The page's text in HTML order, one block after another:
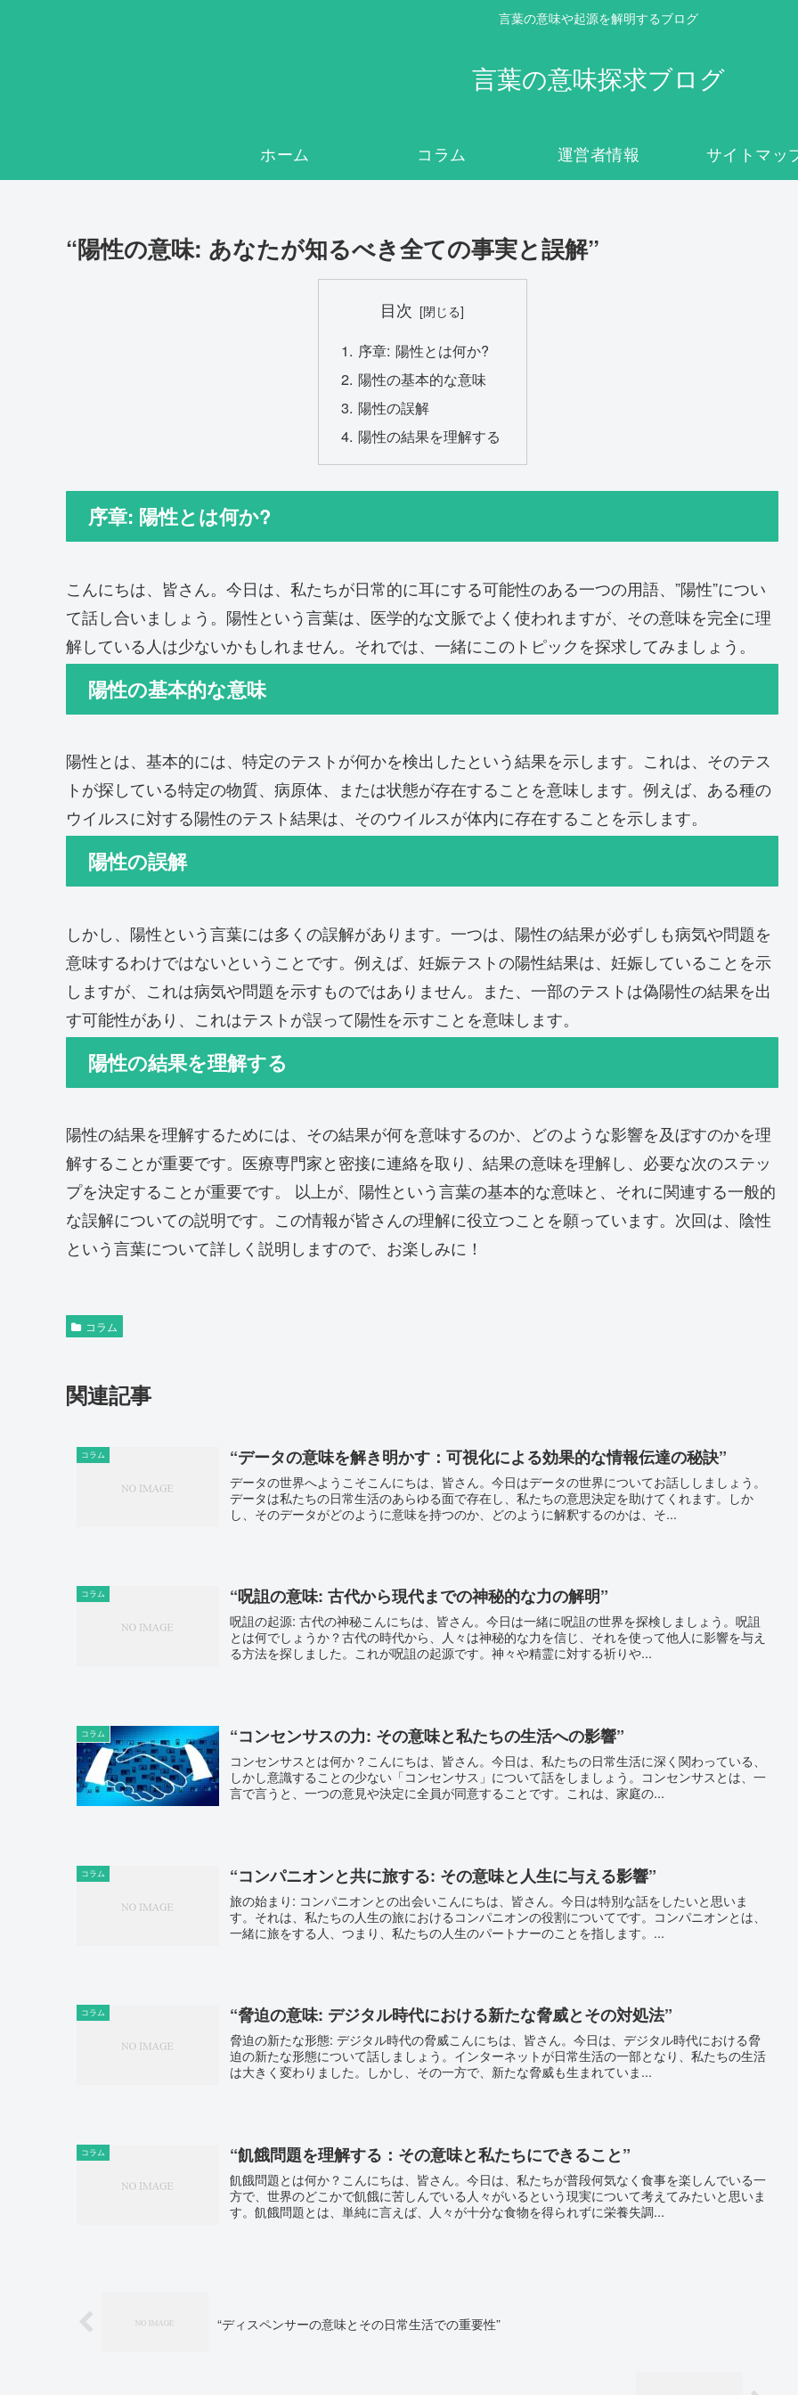
言葉の意味や起源を解明するブログ
言葉の意味探求ブログ
ホーム コラム 運営者情報 サイトマッ
“陽性の意味: あなたが知るべき全ての事実と誤解”
目次
序章: 陽性とは何か?
陽性の基本的な意味
陽性の誤解
陽性の結果を理解する
序章: 陽性とは何か?
こんにちは、皆さん。今日は、私たちが日常的に耳にする可能性のある一つの用語、”陽性”につい
て話し合いましょう。陽性という言葉は、医学的な文脈でよく使われますが、その意味を完全に理
解している人は少ないかもしれません。それでは、一緒にこのトピックを探求してみましょう。
陽性の基本的な意味
陽性とは、基本的には、特定のテストが何かを検出したという結果を示します。これは、そのテス
トが探している特定の物質、病原体、または状態が存在することを意味します。例えば、ある種の
ウイルスに対する陽性のテスト結果は、そのウイルスが体内に存在することを示します。
陽性の誤解
しかし、陽性という言葉には多くの誤解があります。一つは、陽性の結果が必ずしも病気や問題を
意味するわけではないということです。例えば、妊娠テストの陽性結果は、妊娠していることを示
しますが、これは病気や問題を示すものではありません。また、一部のテストは偽陽性の結果を出
す可能性があり、これはテストが誤って陽性を示すことを意味します。
陽性の結果を理解する
陽性の結果を理解するためには、その結果が何を意味するのか、どのような影響を及ぼすのかを理
解することが重要です。医療専門家と密接に連絡を取り、結果の意味を理解し、必要な次のステッ
プを決定することが重要です。 以上が、陽性という言葉の基本的な意味と、それに関連する一般的
な誤解についての説明です。この情報が皆さんの理解に役立つことを願っています。次回は、陰性
という言葉について詳しく説明しますので、お楽しみに！
コラム
関連記事
コラム “データの意味を解き明かす：可視化による効果的な情報伝達の秘訣”
データの世界へようこそこんにちは、皆さん。今日はデータの世界についてお話ししましょう。
データは私たちの日常生活のあらゆる面で存在し、私たちの意思決定を助けてくれます。しか
し、そのデータがどのように意味を持つのか、どのように解釈するのかは、そ...
コラム “呪詛の意味: 古代から現代までの神秘的な力の解明”
呪詛の起源: 古代の神秘こんにちは、皆さん。今日は一緒に呪詛の世界を探検しましょう。呪詛
とは何でしょうか？古代の時代から、人々は神秘的な力を信じ、それを使って他人に影響を与え
る方法を探しました。これが呪詛の起源です。神々や精霊に対する祈りや...
コラム “コンセンサスの力: その意味と私たちの生活への影響”
コンセンサスとは何か？こんにちは、皆さん。今日は、私たちの日常生活に深く関わっている、
しかし意識することの少ない「コンセンサス」について話をしましょう。コンセンサスとは、一
言で言うと、一つの意見や決定に全員が同意することです。これは、家庭の...
コラム “コンパニオンと共に旅する: その意味と人生に与える影響”
旅の始まり: コンパニオンとの出会いこんにちは、皆さん。今日は特別な話をしたいと思いま
す。それは、私たちの人生の旅におけるコンパニオンの役割についてです。コンパニオンとは、
一緒に旅をする人、つまり、私たちの人生のパートナーのことを指します。...
コラム “脅迫の意味: デジタル時代における新たな脅威とその対処法”
脅迫の新たな形態: デジタル時代の脅威こんにちは、皆さん。今日は、デジタル時代における脅
迫の新たな形態について話しましょう。インターネットが日常生活の一部となり、私たちの生活
は大きく変わりました。しかし、その一方で、新たな脅威も生まれていま...
コラム “飢餓問題を理解する：その意味と私たちにできること”
飢餓問題とは何か？こんにちは、皆さん。今日は、私たちが普段何気なく食事を楽しんでいる一
方で、世界のどこかで飢餓に苦しんでいる人々がいるという現実について考えてみたいと思いま
す。飢餓問題とは、単純に言えば、人々が十分な食物を得られずに栄養失調...
“ディスペンサーの意味とその日常生活での重要性”